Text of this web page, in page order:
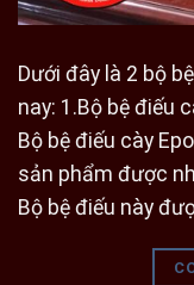
Dưới đây là 2 bộ
nay: 1.Bộ bệ điếu
Bộ bệ điếu cày
sản phẩm được
Bộ bệ điếu này